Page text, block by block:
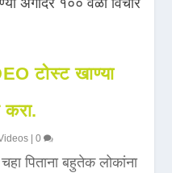
टोस्ट खाण्या
करा.
|0
पिताना बहुतेक लोकांना